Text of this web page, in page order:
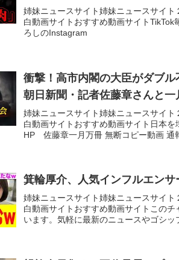
姉妹ニュースサイト姉妹ニュースサイ
白動画サイトおすすめ動画サイト
ろしのInstagram
衝撃！高市内閣の大臣がダブ
朝日新聞・記者佐藤章さんと一
姉妹ニュースサイト姉妹ニュースサイ
白動画サイトおすすめ動画サイト日本
HP 佐藤章一月万冊 無断コピー動画 通
箕輪厚介、人気インフルエン
姉妹ニュースサイト姉妹ニュースサイ
白動画サイトおすすめ動画サイトこの
います。気軽に最新のニュースやゴシ